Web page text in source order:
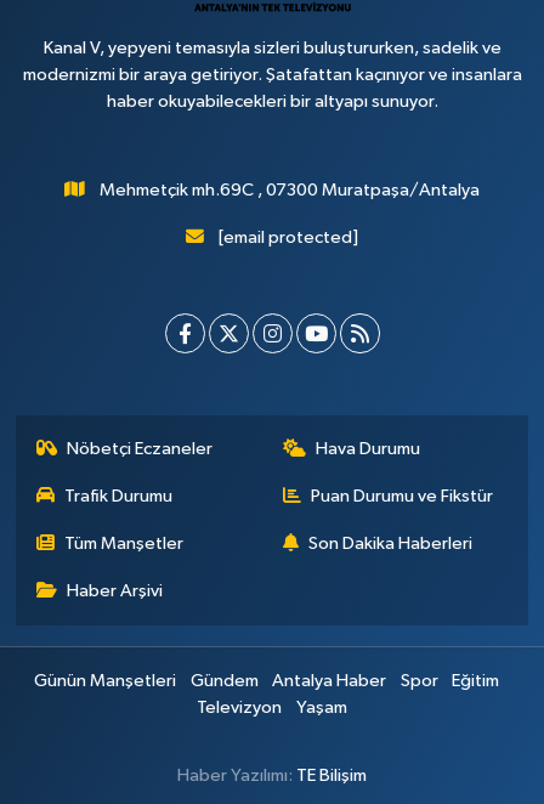
Kanal V, yepyeni temasıyla sizleri buluştururken, sadelik ve
modernizmi bir araya getiriyor. Şatafattan kaçınıyor ve insanlara
haber okuyabilecekleri bir altyapı sunuyor.
Mehmetçik mh.69C , 07300 Muratpaşa/Antalya
[email protected]
Nöbetçi Eczaneler Hava Durumu
Trafik Durumu Puan Durumu ve Fikstür
Tüm Manşetler Son Dakika Haberleri
Haber Arşivi
Günün Manşetleri Gündem Antalya Haber Spor
Eğitim
Televizyon
Yaşam
Haber Yazılımı: TE Bilişim